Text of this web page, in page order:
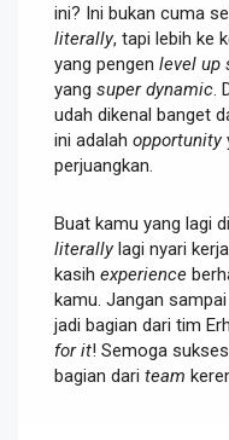
ini? Ini bukan cuma
literally, tapi lebih ke
yang pengen level up
yang super dynamic .
udah dikenal banget
ini adalah opportunity
perjuangkan.
Buat kamu yang lagi
literallylagi nyari
kasih experience
kamu. Jangan
jadi bagian dari tim
for it! Semoga
bagian dari team